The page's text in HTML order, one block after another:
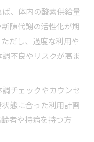
、体内の酸素供給量
陳代謝の活性化が期
だし、過度な利用や
不良やリスクが高ま
チェックやカウンセ
態に合った利用計画
者や持病を持つ方